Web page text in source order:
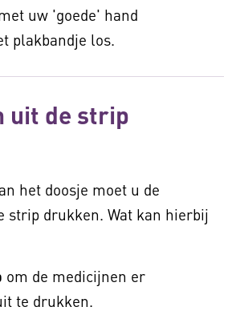
uw 'goede' hand
plakbandje los.
uit de strip
het doosje moet u de
strip drukken. Wat kan hierbij
om de medicijnen er
te drukken.